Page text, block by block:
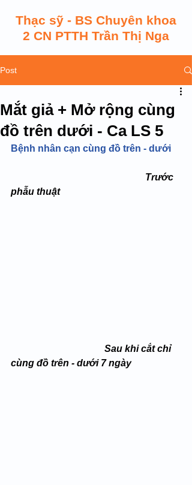
Thạc sỹ - BS Chuyên khoa
2 CN PTTH Trần Thị Nga
Post
Mắt giả + Mở rộng cùng
đồ trên dưới - Ca LS 5
Bệnh nhân cạn cùng đồ trên - dưới
  Trước
phẫu thuật
Sau khi cắt chỉ
cùng đồ trên - dưới 7 ngày